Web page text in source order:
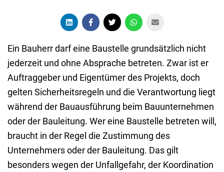
Ein Bauherr darf eine Baustelle grundsätzlich nicht
jederzeit und ohne Absprache betreten. Zwar ist er
Auftraggeber und Eigentümer des Projekts, doch
gelten Sicherheitsregeln und die Verantwortung liegt
während der Bauausführung beim Bauunternehmen
oder der Bauleitung. Wer eine Baustelle betreten will,
braucht in der Regel die Zustimmung des
Unternehmers oder der Bauleitung. Das gilt
besonders wegen der Unfallgefahr, der Koordination